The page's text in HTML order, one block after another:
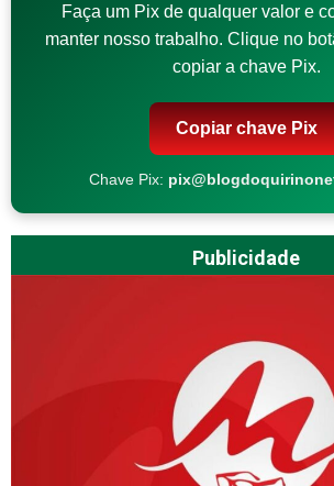
Faça um Pix de qualquer valor e
manter nosso trabalho. Clique no
copiar a chave Pix.
Copiar chave Pix
Chave Pix:
Publicidade